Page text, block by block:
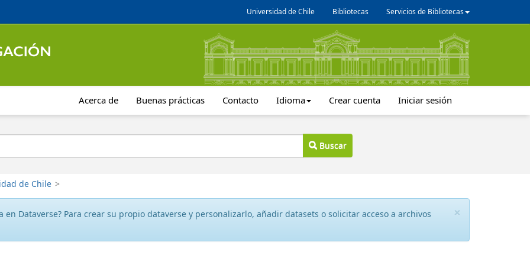
Universidad de Chile Bibliotecas Servicios de Bibliotecas
Acerca de Buenas prácticas Contacto Idioma Crear cuenta Iniciar sesión
Buscar
de Chile >
×
en Dataverse? Para crear su propio dataverse y personalizarlo, añadir datasets o solicitar acceso a archivos